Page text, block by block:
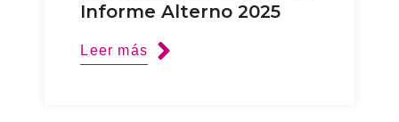
Informe Alterno 2025
Leer más